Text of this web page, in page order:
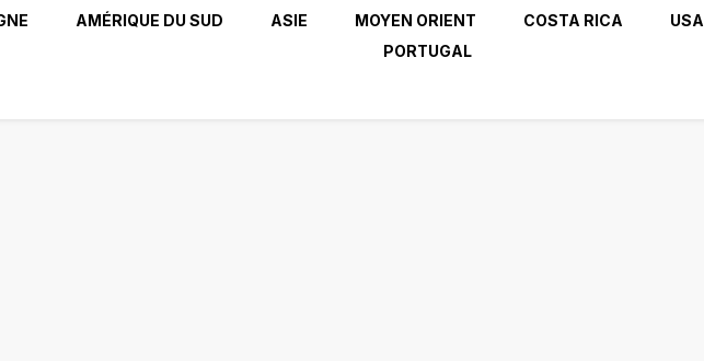
AMÉRIQUE DU SUD ASIE MOYEN ORIENT COSTA RICA USA
PORTUGAL